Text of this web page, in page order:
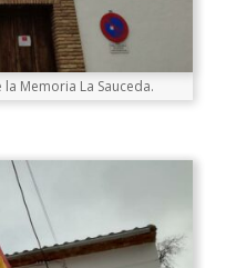
Memoria La Sauceda.